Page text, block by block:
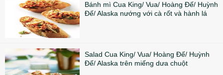
Bánh mì Cua King/ Vua/ Hoàng Đế/ Huỳnh
Đế/ Alaska nướng với cà rốt và hành lá
Salad Cua King/ Vua/ Hoàng Đế/ Huỳnh
Đế/ Alaska trên miếng dưa chuột